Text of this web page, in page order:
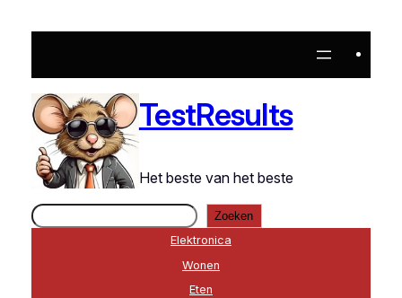
naar
inhoud
TestResults
Het beste van het beste
Zoeken
Zoeken
Elektronica
Wonen
Eten